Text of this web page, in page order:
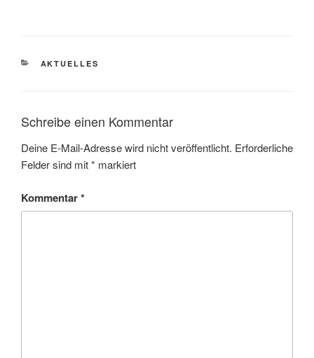
KATEGORIEN
AKTUELLES
Schreibe einen Kommentar
Deine E-Mail-Adresse wird nicht veröffentlicht. Erforderliche
Felder sind mit* markiert
Kommentar*